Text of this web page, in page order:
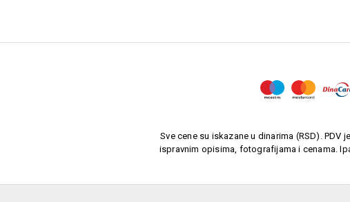
Sve cene su iskazane u dinarima (RSD).
ispravnim opisima, fotografijama i cenama.